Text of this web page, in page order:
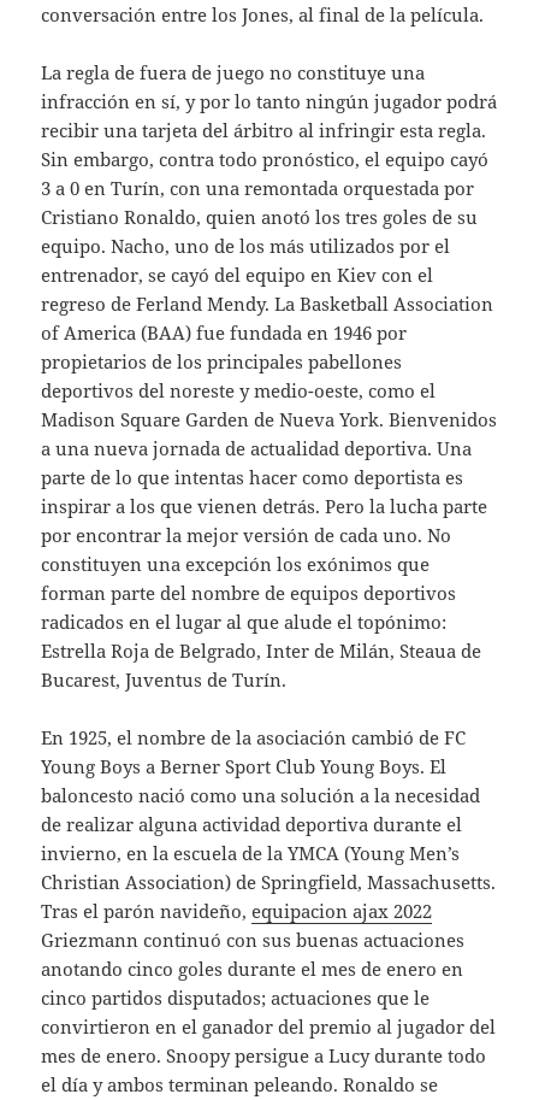
conversación entre los Jones, al final de la película.
La regla de fuera de juego no constituye una
infracción en sí, y por lo tanto ningún jugador podrá
recibir una tarjeta del árbitro al infringir esta regla.
Sin embargo, contra todo pronóstico, el equipo cayó
3 a 0 en Turín, con una remontada orquestada por
Cristiano Ronaldo, quien anotó los tres goles de su
equipo. Nacho, uno de los más utilizados por el
entrenador, se cayó del equipo en Kiev con el
regreso de Ferland Mendy. La Basketball Association
of America (BAA) fue fundada en 1946 por
propietarios de los principales pabellones
deportivos del noreste y medio-oeste, como el
Madison Square Garden de Nueva York. Bienvenidos
a una nueva jornada de actualidad deportiva. Una
parte de lo que intentas hacer como deportista es
inspirar a los que vienen detrás. Pero la lucha parte
por encontrar la mejor versión de cada uno. No
constituyen una excepción los exónimos que
forman parte del nombre de equipos deportivos
radicados en el lugar al que alude el topónimo:
Estrella Roja de Belgrado, Inter de Milán, Steaua de
Bucarest, Juventus de Turín.
En 1925, el nombre de la asociación cambió de FC
Young Boys a Berner Sport Club Young Boys. El
baloncesto nació como una solución a la necesidad
de realizar alguna actividad deportiva durante el
invierno, en la escuela de la YMCA (Young Men’s
Christian Association) de Springfield, Massachusetts.
Tras el parón navideño,equipacion ajax 2022
Griezmann continuó con sus buenas actuaciones
anotando cinco goles durante el mes de enero en
cinco partidos disputados; actuaciones que le
convirtieron en el ganador del premio al jugador del
mes de enero. Snoopy persigue a Lucy durante todo
el día y ambos terminan peleando. Ronaldo se